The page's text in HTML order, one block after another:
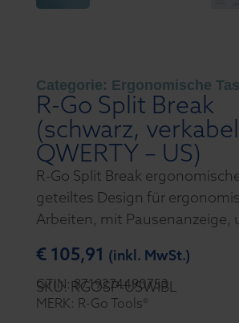
Categorie: Ergonomische
R-Go Split Break
(schwarz,
QWERTY – US)
R-Go Split Break
geteiltes Design für
Arbeiten, mit Pausenanzeige,
€105,91 (inkl. MwSt.)
SKU: RGOSP-USWIBL
GTIN: 8719274490753
MERK: R-Go Tools®